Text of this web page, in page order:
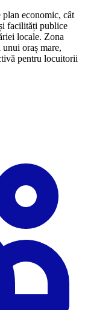
plan economic, cât
facilități publice
locale. Zona
oraș mare,
pentru locuitorii